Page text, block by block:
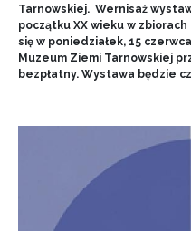
Tarnowskiej. Wernisaż
początku XX wieku w
się w poniedziałek, 15
Muzeum Ziemi Tarnowskiej
bezpłatny. Wystawa będzie